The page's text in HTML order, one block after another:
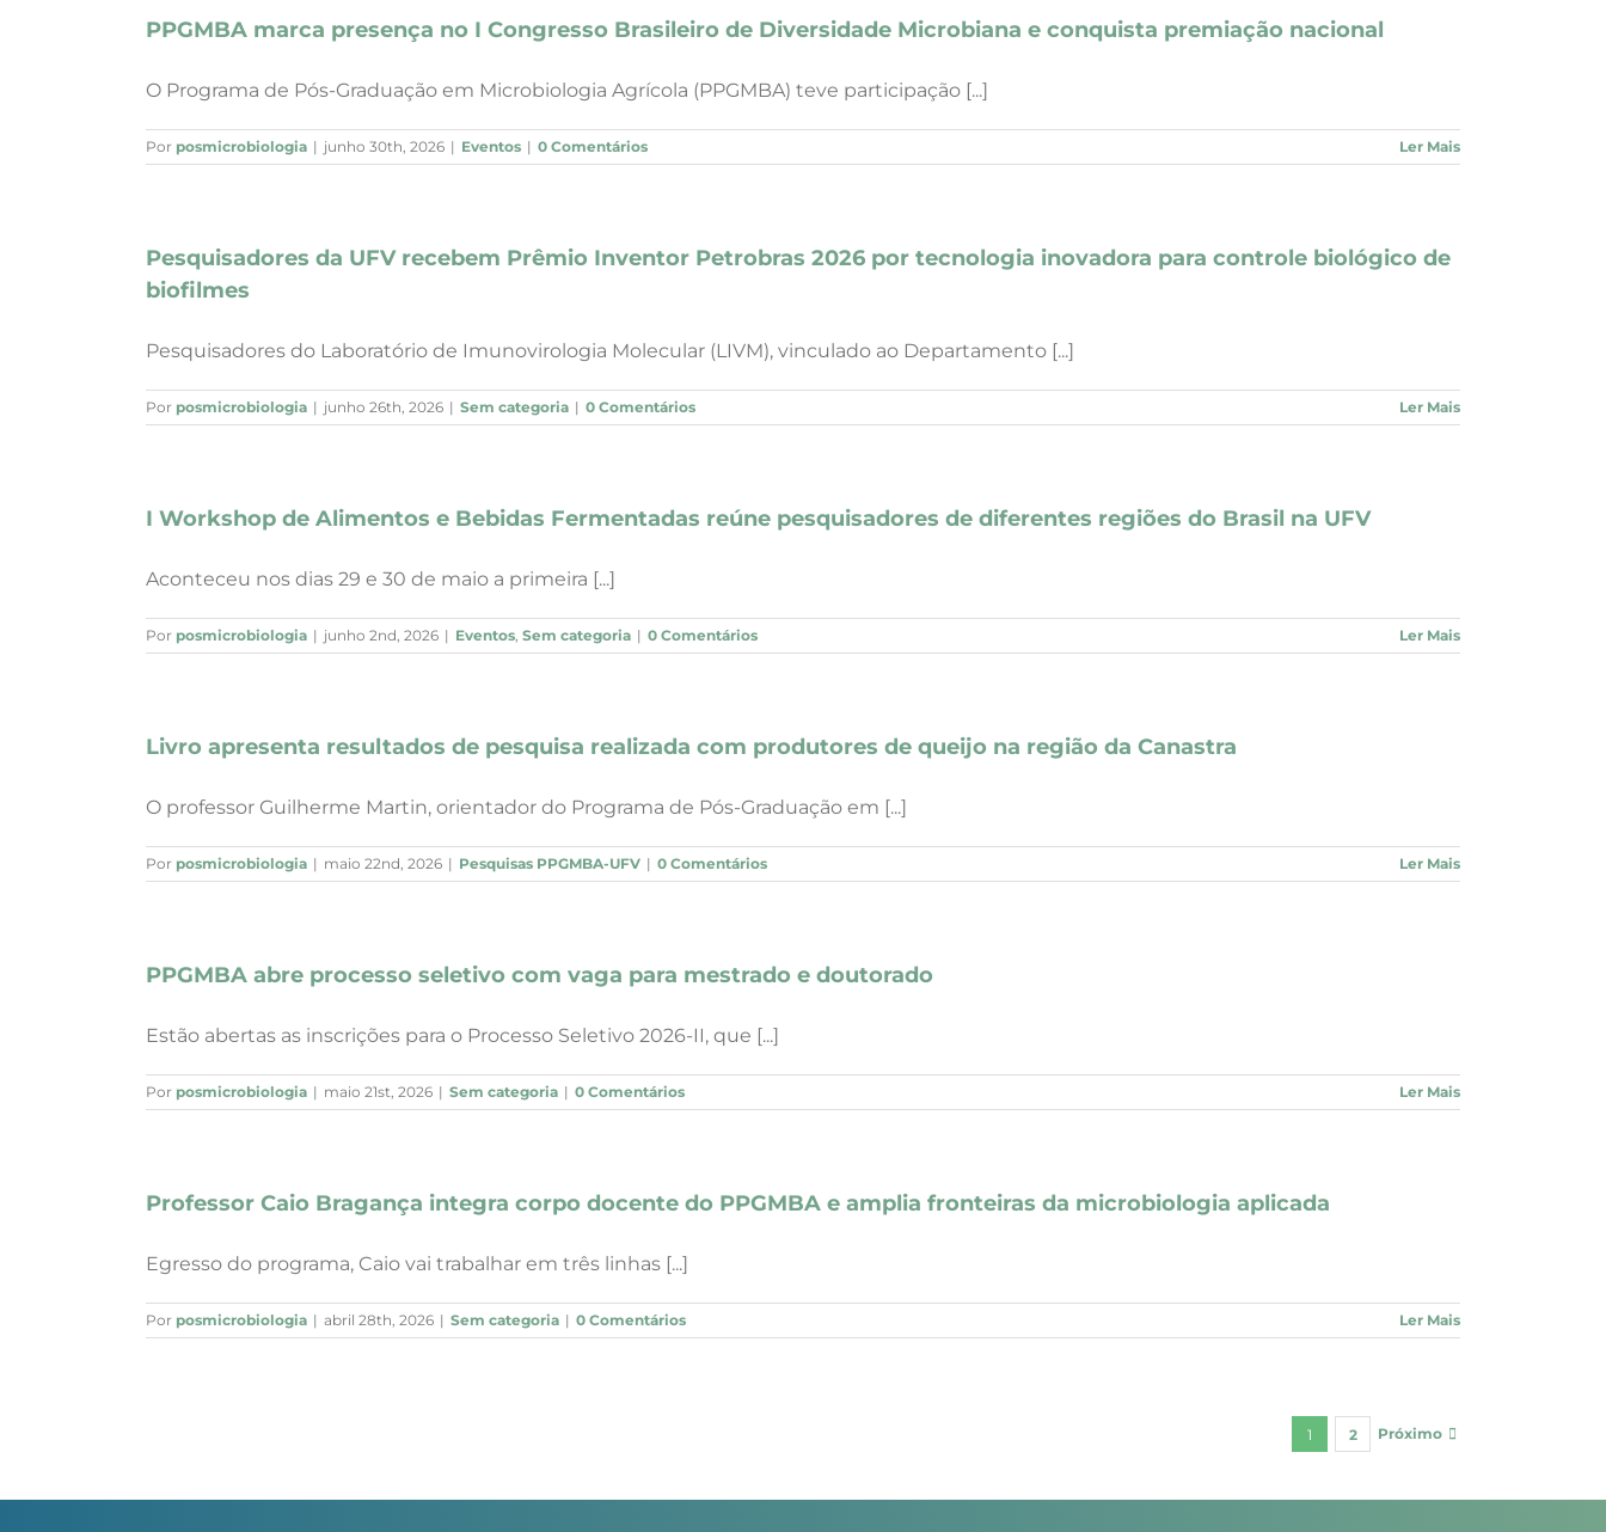
PPGMBA marca presença no I Congresso Brasileiro de Diversidade Microbiana e conquista premiação nacional
O Programa de Pós-Graduação em Microbiologia Agrícola (PPGMBA) teve participação [...]
Por posmicrobiologia | junho 30th, 2026 | Eventos | 0 Comentários Ler Mais
Pesquisadores da UFV recebem Prêmio Inventor Petrobras 2026 por tecnologia inovadora para controle biológico de
biofilmes
Pesquisadores do Laboratório de Imunovirologia Molecular (LIVM), vinculado ao Departamento [...]
Por posmicrobiologia | junho 26th, 2026 | Sem categoria | 0 Comentários Ler Mais
I Workshop de Alimentos e Bebidas Fermentadas reúne pesquisadores de diferentes regiões do Brasil na UFV
Aconteceu nos dias 29 e 30 de maio a primeira [...]
Por posmicrobiologia | junho 2nd, 2026 | Eventos, Sem categoria | 0 Comentários Ler Mais
Livro apresenta resultados de pesquisa realizada com produtores de queijo na região da Canastra
O professor Guilherme Martin, orientador do Programa de Pós-Graduação em [...]
Por posmicrobiologia | maio 22nd, 2026 | Pesquisas PPGMBA-UFV | 0 Comentários Ler Mais
PPGMBA abre processo seletivo com vaga para mestrado e doutorado
Estão abertas as inscrições para o Processo Seletivo 2026-II, que [...]
Por posmicrobiologia | maio 21st, 2026 | Sem categoria | 0 Comentários Ler Mais
Professor Caio Bragança integra corpo docente do PPGMBA e amplia fronteiras da microbiologia aplicada
Egresso do programa, Caio vai trabalhar em três linhas [...]
Por posmicrobiologia | abril 28th, 2026 | Sem categoria | 0 Comentários Ler Mais
1 2 Próximo